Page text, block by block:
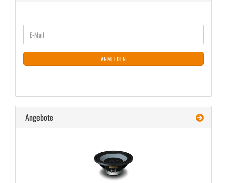
ZUR
NEWSLETTER-
ANMELDUNG
E-
Mail
ANMELDEN
Angebote